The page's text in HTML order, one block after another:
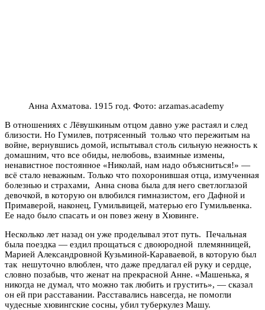
Анна Ахматова. 1915 год. Фото: arzamas.academy
В отношениях с Лёвушкиным отцом давно уже растаял и след
близости. Но Гумилев, потрясенный только что пережитым на
войне, вернувшись домой, испытывал столь сильную нежность к
домашним, что все обиды, нелюбовь, взаимные измены,
ненавистное постоянное «Николай, нам надо объясниться!» —
всё стало неважным. Только что похоронившая отца, измученная
болезнью и страхами, Анна снова была для него светлоглазой
девочкой, в которую он влюбился гимназистом, его Дафной и
Примаверой, наконец, Гумильвицей, матерью его Гумильвенка.
Ее надо было спасать и он повез жену в Хювинге.
Несколько лет назад он уже проделывал этот путь. Печальная
была поездка — ездил прощаться с двоюродной племянницей,
Марией Александровной Кузьминой-Караваевой, в которую был
так нешуточно влюблен, что даже предлагал ей руку и сердце,
словно позабыв, что женат на прекрасной Анне. «Машенька, я
никогда не думал, что можно так любить и грустить», — сказал
он ей при расставании. Расставались навсегда, не помогли
чудесные хювингские сосны, убил туберкулез Машу.